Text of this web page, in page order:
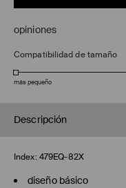
opiniones
Compatibilidad de tamaño
más pequeño
Descripción
Index: 479EQ-82X
diseño básico